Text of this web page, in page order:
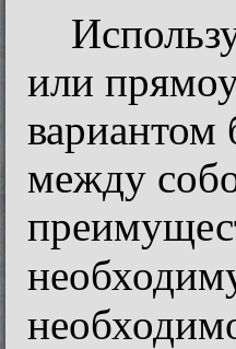
или
вариантом
между